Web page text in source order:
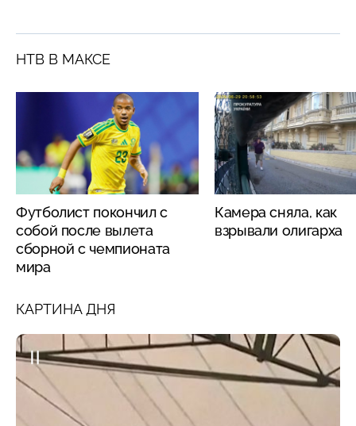
НТВ В МАКСЕ
Футболист покончил с
собой после вылета
сборной с чемпионата
мира
Камера сняла, как
взрывали олигарха
КАРТИНА ДНЯ